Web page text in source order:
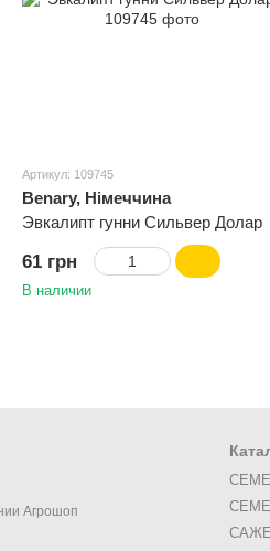
Артикул: 109745
Benary, Німеччина
Эвкалипт гунни Сильвер Долар
61 грн
В наличии
Агрошоп